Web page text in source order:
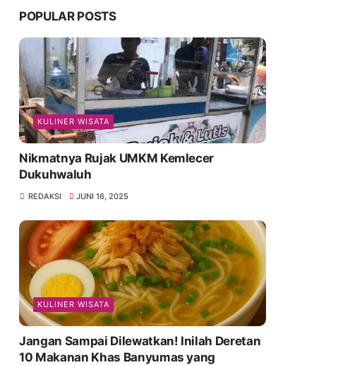
POPULAR POSTS
KULINER WISATA
Nikmatnya Rujak UMKM Kemlecer
Dukuhwaluh
REDAKSI JUNI 16, 2025
KULINER WISATA
Jangan Sampai Dilewatkan! Inilah Deretan
10 Makanan Khas Banyumas yang